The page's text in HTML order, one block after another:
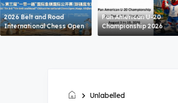
2026 Belt and Road
International Chess Open
Pan American U-20
Championship 2026
Unlabelled